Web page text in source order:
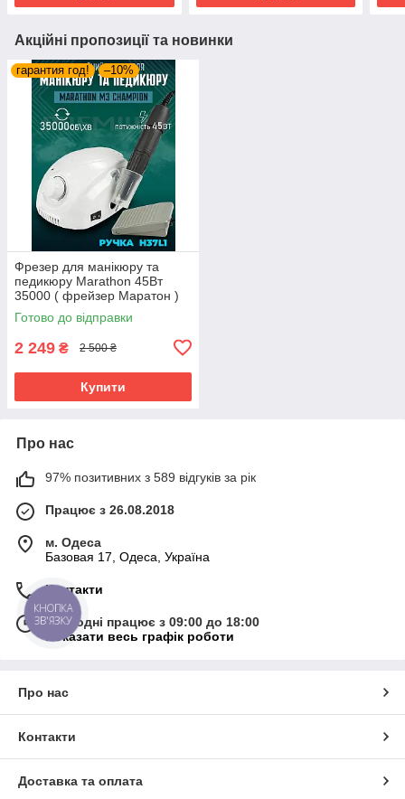
Акційні пропозиції та новинки
гарантия год! –10%
Фрезер для манікюру та
педикюру Marathon 45Вт
35000 ( фрейзер Маратон )
Готово до відправки
2 249 ₴ 2 500 ₴
Купити
Про нас
97% позитивних з 589 відгуків за рік
Працює з 26.08.2018
м. Одеса
Базовая 17, Одеса, Україна
Контакти
Сьогодні працює з 09:00 до 18:00
Показати весь графік роботи
Про нас
Контакти
Доставка та оплата
КНОПКА
ЗВ'ЯЗКУ